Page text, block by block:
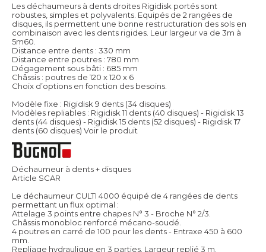
Les déchaumeurs à dents droites Rigidisk portés sont
robustes, simples et polyvalents. Equipés de 2 rangées de
disques, ils permettent une bonne restructuration des sols en
combinaison avec les dents rigides. Leur largeur va de 3m à
5m60.
Distance entre dents : 330 mm
Distance entre poutres : 780 mm
Dégagement sous bâti : 685 mm
Châssis : poutres de 120 x 120 x 6
Choix d’options en fonction des besoins.
Modèle fixe : Rigidisk 9 dents (34 disques)
Modèles repliables : Rigidisk 11 dents (40 disques) - Rigidisk 13
dents (44 disques) - Rigidisk 15 dents (52 disques) - Rigidisk 17
dents (60 disques) Voir le produit
Déchaumeur à dents + disques
Article SCAR
Le déchaumeur CULTI 4000 équipé de 4 rangées de dents
permettant un flux optimal :
Attelage 3 points entre chapes N° 3 - Broche N° 2/3.
Châssis monobloc renforcé mécano-soudé.
4 poutres en carré de 100 pour les dents - Entraxe 450 à 600
mm.
Repliage hydraulique en 3 parties. Largeur replié 3 m.